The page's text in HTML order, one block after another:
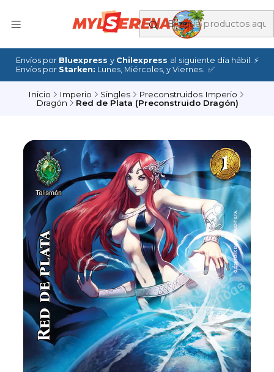
Envíos por Bluexpress y Chilexpress al siguiente día hábil. ⚡
Envíos por Starken: Lunes, Miércoles, y Viernes. ✅
Inicio Imperio Singles
Preconstruidos Imperio
Dragón
Red de Plata (Preconstruido Dragón)